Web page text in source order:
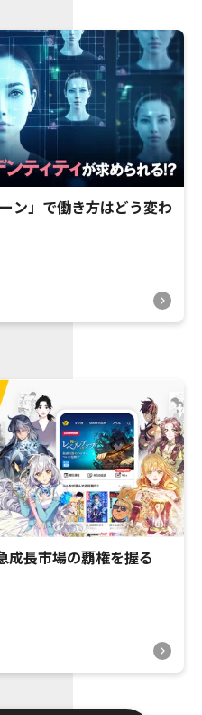
ン」で働き方はどう変わ
成長市場の覇権を握る